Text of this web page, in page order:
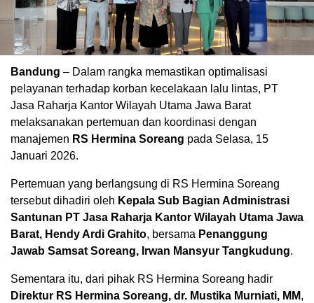
Bandung – Dalam rangka memastikan optimalisasi
pelayanan terhadap korban kecelakaan lalu lintas, PT
Jasa Raharja Kantor Wilayah Utama Jawa Barat
melaksanakan pertemuan dan koordinasi dengan
manajemen RS Hermina Soreang pada Selasa, 15
Januari 2026.
Pertemuan yang berlangsung di RS Hermina Soreang
tersebut dihadiri oleh Kepala Sub Bagian Administrasi
Santunan PT Jasa Raharja Kantor Wilayah Utama Jawa
Barat, Hendy Ardi Grahito, bersama Penanggung
Jawab Samsat Soreang, Irwan Mansyur Tangkudung.
Sementara itu, dari pihak RS Hermina Soreang hadir
Direktur RS Hermina Soreang, dr. Mustika Murniati, MM,